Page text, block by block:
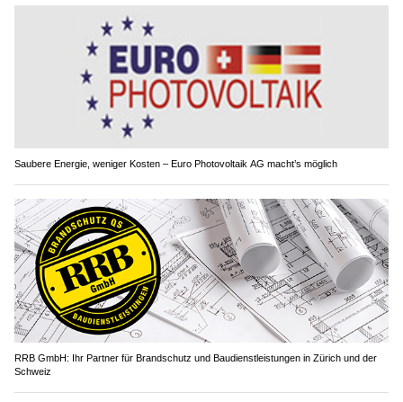
Saubere Energie, weniger Kosten – Euro Photovoltaik AG macht’s möglich
RRB GmbH: Ihr Partner für Brandschutz und Baudienstleistungen in Zürich und der
Schweiz